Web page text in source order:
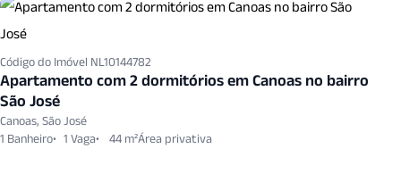
Código do Imóvel NL10144782
Apartamento com 2 dormitórios em Canoas no bairro
São José
Canoas, São José
1 Banheiro
1 Vaga 44 m²